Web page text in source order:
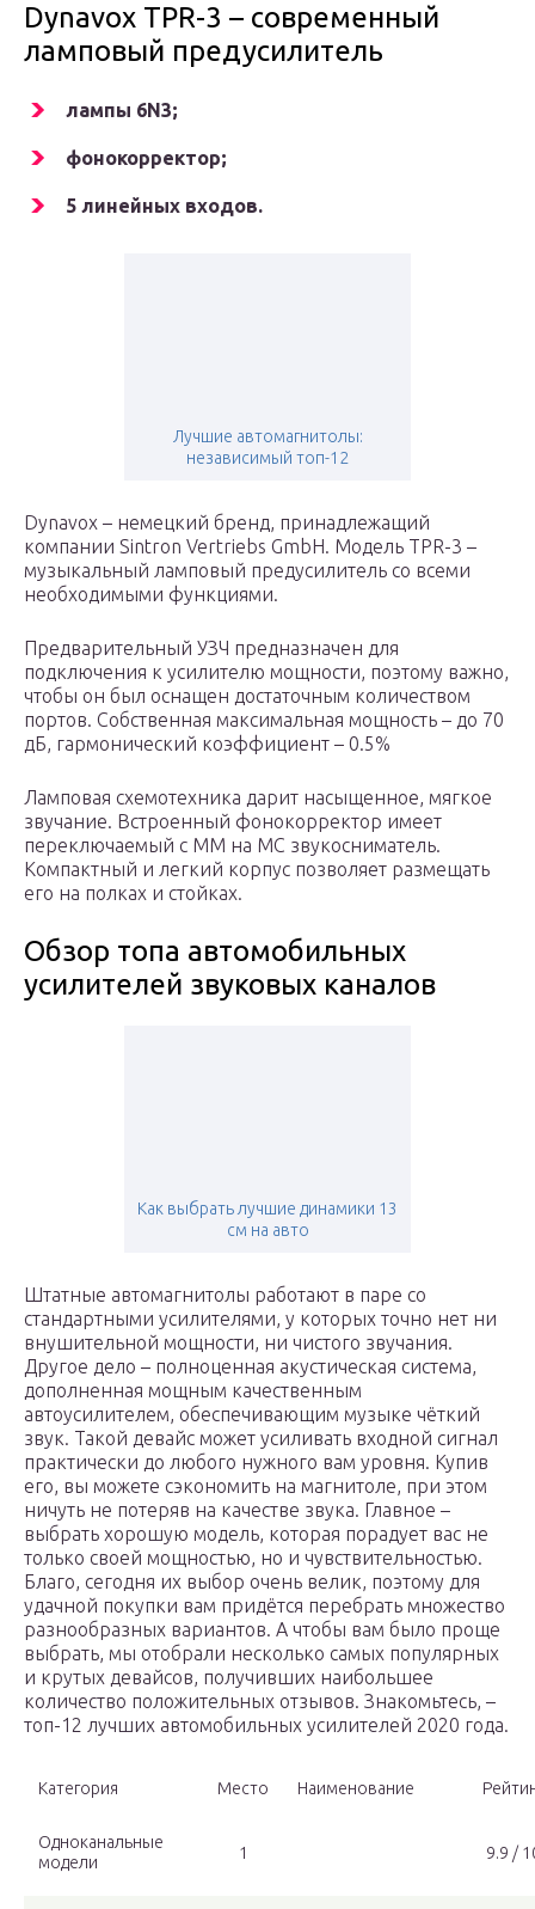
Dynavox TPR-3 – современный
ламповый предусилитель
лампы 6N3;
фонокорректор;
5 линейных входов.
Лучшие автомагнитолы:
независимый топ-12
Dynavox – немецкий бренд, принадлежащий
компании Sintron Vertriebs GmbH. Модель TPR-3 –
музыкальный ламповый предусилитель со всеми
необходимыми функциями.
Предварительный УЗЧ предназначен для
подключения к усилителю мощности, поэтому важно,
чтобы он был оснащен достаточным количеством
портов. Собственная максимальная мощность – до 70
дБ, гармонический коэффициент – 0.5%
Ламповая схемотехника дарит насыщенное, мягкое
звучание. Встроенный фонокорректор имеет
переключаемый с ММ на МС звукосниматель.
Компактный и легкий корпус позволяет размещать
его на полках и стойках.
Обзор топа автомобильных
усилителей звуковых каналов
Как выбрать лучшие динамики 13
см на авто
Штатные автомагнитолы работают в паре со
стандартными усилителями, у которых точно нет ни
внушительной мощности, ни чистого звучания.
Другое дело – полноценная акустическая система,
дополненная мощным качественным
автоусилителем, обеспечивающим музыке чёткий
звук. Такой девайс может усиливать входной сигнал
практически до любого нужного вам уровня. Купив
его, вы можете сэкономить на магнитоле, при этом
ничуть не потеряв на качестве звука. Главное –
выбрать хорошую модель, которая порадует вас не
только своей мощностью, но и чувствительностью.
Благо, сегодня их выбор очень велик, поэтому для
удачной покупки вам придётся перебрать множество
разнообразных вариантов. А чтобы вам было проще
выбрать, мы отобрали несколько самых популярных
и крутых девайсов, получивших наибольшее
количество положительных отзывов. Знакомьтесь, –
топ-12 лучших автомобильных усилителей 2020 года.
Категория Место Наименование
Одноканальные
модели
1 9.9 /